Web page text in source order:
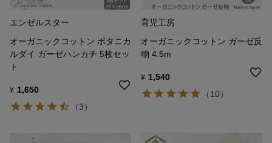
エンゼルスター
オーガニックコットン ボタニカ
ルダイ ガーゼハンカチ 5枚セッ
ト
¥ 1,650
（3）
育児工房
オーガニックコットン ガーゼ反
物 4.5m
¥ 1,540
（10）